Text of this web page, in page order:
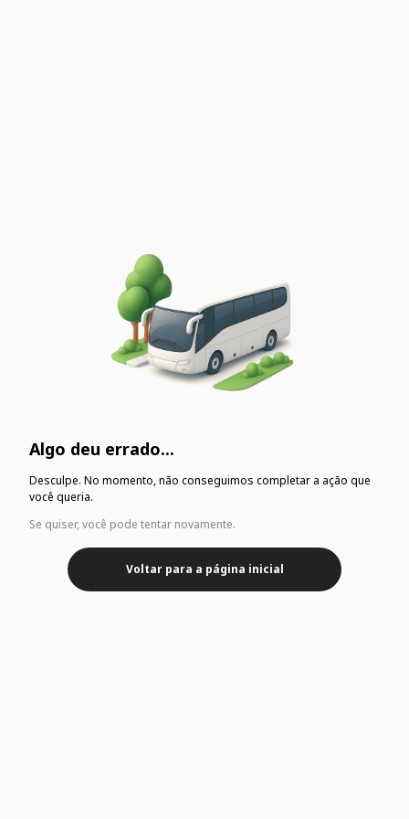
Algo deu errado...
Desculpe. No momento, não conseguimos completar a ação que
você queria.
Se quiser, você pode tentar novamente.
Voltar para a página inicial